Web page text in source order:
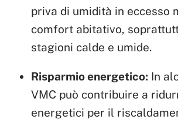
priva di umidità in eccesso
comfort abitativo,
stagioni calde e umide.
Risparmio energetico: In
VMC può contribuire a
energetici per il